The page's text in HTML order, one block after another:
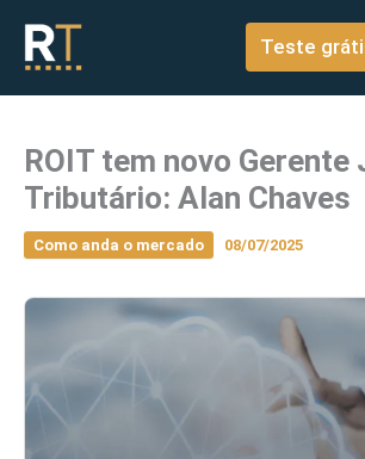
conteúdo
Teste
ROIT tem novo Gerente
Tributário: Alan Chaves
Como anda o mercado 08/07/2025